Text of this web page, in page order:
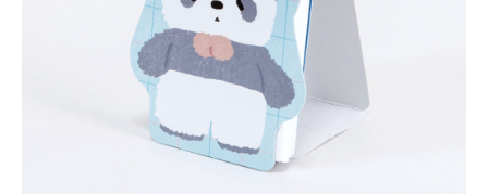
台紙に指を通せば揺れる車内でも学習しやすい！